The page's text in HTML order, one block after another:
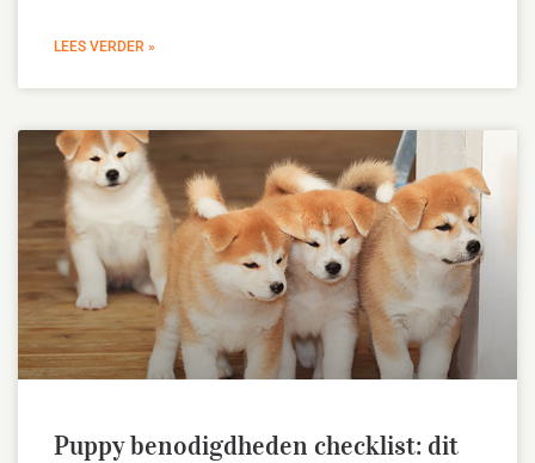
LEES VERDER »
Puppy benodigdheden checklist: dit